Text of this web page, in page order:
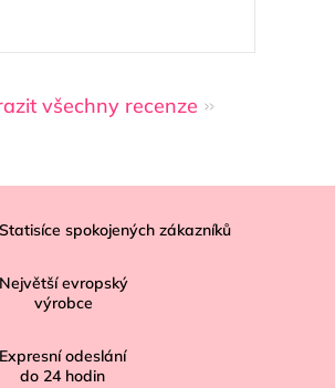
všechny recenze
Statisíce spokojených zákazníků
Největší evropský
výrobce
Expresní odeslání
do 24 hodin